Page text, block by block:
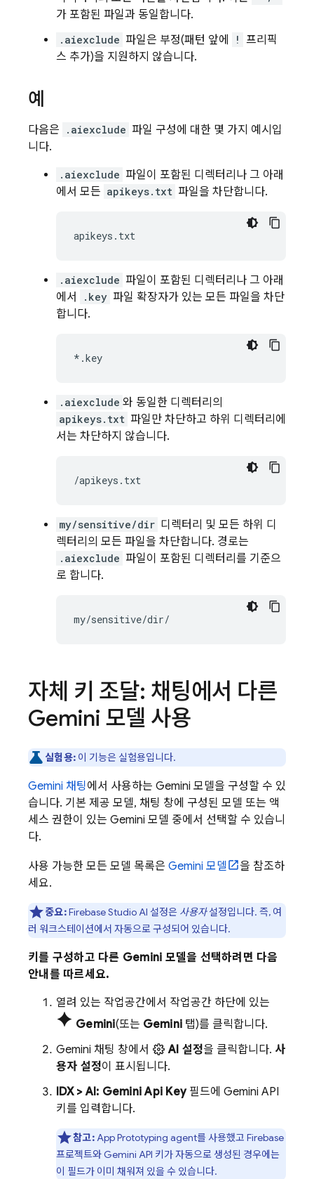
가 포함된 파일과 동일합니다.
.aiexclude 파일은 부정(패턴 앞에 ! 프리픽
스 추가)을 지원하지 않습니다.
예
다음은 .aiexclude 파일 구성에 대한 몇 가지 예시입
니다.
.aiexclude 파일이 포함된 디렉터리나 그 아래
에서 모든 apikeys.txt 파일을 차단합니다.
.aiexclude 파일이 포함된 디렉터리나 그 아래
에서
.key 파일 확장자가 있는 모든 파일을 차단
합니다.
.aiexclude 와 동일한 디렉터리의
apikeys.txt 파일만 차단하고 하위 디렉터리에
서는 차단하지 않습니다.
my/sensitive/dir 디렉터리 및 모든 하위 디
렉터리의 모든 파일을 차단합니다. 경로는
.aiexclude 파일이 포함된 디렉터리를 기준으
로 합니다.
자체 키 조달: 채팅에서 다른
Gemini 모델 사용
실험용: 이 기능은 실험용입니다.
Gemini 채팅에서 사용하는 Gemini 모델을 구성할 수 있
습니다. 기본 제공 모델, 채팅 창에 구성된 모델 또는 액
세스 권한이 있는 Gemini 모델 중에서 선택할 수 있습니
다.
사용 가능한 모든 모델 목록은 Gemini 모델
을 참조하
세요.
중요:Firebase StudioAI 설정은 사용자설정입니다. 즉, 여
러 워크스테이션에서 자동으로 구성되어 있습니다.
키를 구성하고 다른 Gemini 모델을 선택하려면 다음
안내를 따르세요.
열려 있는 작업공간에서 작업공간 하단에 있는
spark Gemini(또는 Gemini 탭)를 클릭합니다.
Gemini 채팅 창에서 AI 설정을 클릭합니다. 사
용자 설정이 표시됩니다.
IDX > AI: Gemini Api Key필드에 Gemini API
키를 입력합니다.
참고:App Prototyping agent를 사용했고 Firebase
프로젝트와 Gemini API 키가 자동으로 생성된 경우에는
이 필드가 이미 채워져 있을 수 있습니다.